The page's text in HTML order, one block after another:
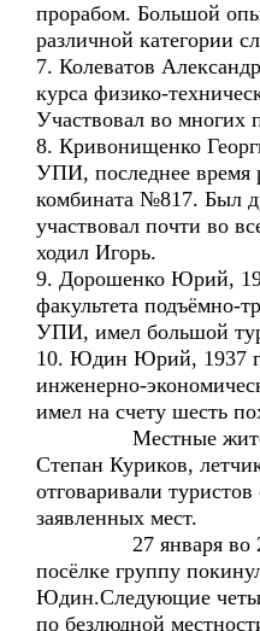
прорабом. Большой
различной категории
7. Колеватов
курса физико-
Участвовал во многих
8. Кривонищенко
УПИ, последнее время
комбината №817. Был
участвовал почти во
ходил Игорь.
9. Дорошенко Юрий,
факультета подъёмно-
УПИ, имел большой
10. Юдин Юрий, 1937 г.
инженерно-
имел на счету шесть
Местные жители
Степан Куриков,
отговаривали
заявленных мест.
27 января во 2-
посёлке группу
Юдин.Следующие
по безлюдной